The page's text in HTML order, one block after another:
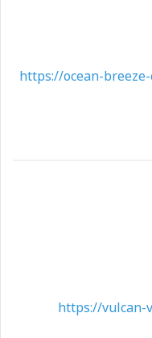
https://ocean-
https://vulcan-